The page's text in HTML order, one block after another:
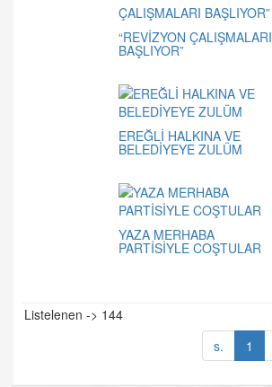
“REVİZYON ÇALIŞMALARI
BAŞLIYOR”
EREĞLİ HALKINA VE
BELEDİYEYE ZULÜM
YAZA MERHABA
PARTİSİYLE COŞTULAR
Listelenen -> 144
s.
1